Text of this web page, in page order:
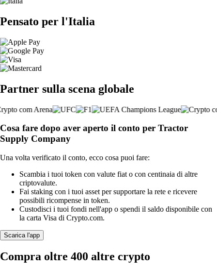
Pensato per l'Italia
Partner sulla scena globale
Cosa fare dopo aver aperto il conto per Tractor
Supply Company
Una volta verificato il conto, ecco cosa puoi fare:
Scambia i tuoi token con valute fiat o con centinaia di altre
criptovalute.
Fai staking con i tuoi asset per supportare la rete e ricevere
possibili ricompense in token.
Custodisci i tuoi fondi nell'app o spendi il saldo disponibile con
la carta Visa di Crypto.com.
Scarica l'app
Compra oltre 400 altre crypto